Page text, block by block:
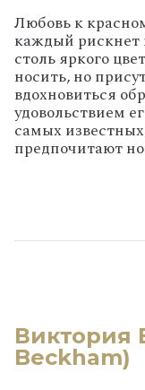
Любовь к
каждый рискнет
столь яркого
носить, но
вдохновиться
удовольствием
самых
предпочитают
Виктория
Beckham)